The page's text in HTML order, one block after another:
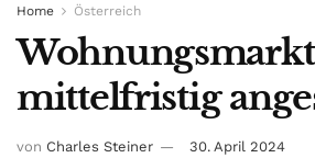
Home Österreich
mittelfristig
von Charles Steiner 30. April 2024